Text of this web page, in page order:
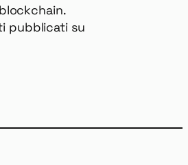
pubblicati su